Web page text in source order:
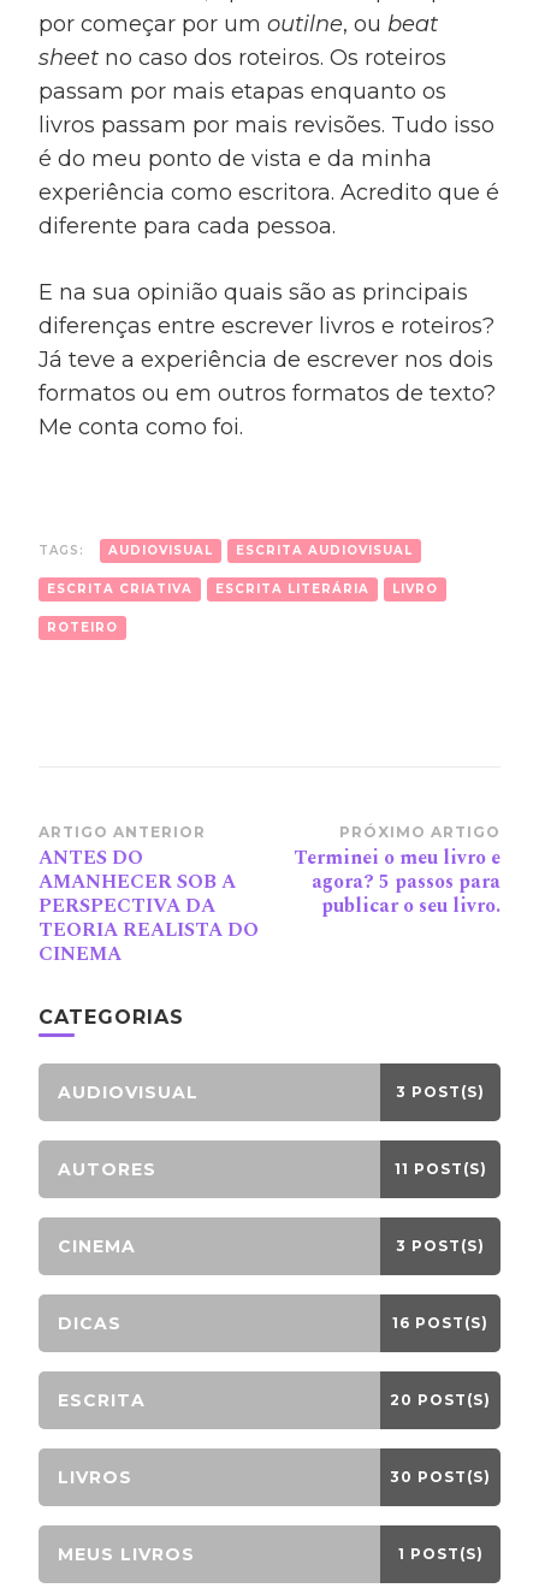
por começar por um outilne, ou beat
sheet no caso dos roteiros. Os roteiros
passam por mais etapas enquanto os
livros passam por mais revisões. Tudo isso
é do meu ponto de vista e da minha
experiência como escritora. Acredito que é
diferente para cada pessoa.
E na sua opinião quais são as principais
diferenças entre escrever livros e roteiros?
Já teve a experiência de escrever nos dois
formatos ou em outros formatos de texto?
Me conta como foi.
TAGS: AUDIOVISUAL ESCRITA AUDIOVISUAL
ESCRITA CRIATIVA ESCRITA LITERÁRIA LIVRO
ROTEIRO
Navegação
de
post
ARTIGO ANTERIOR
ANTES DO
AMANHECER SOB A
PERSPECTIVA DA
TEORIA REALISTA DO
CINEMA
PRÓXIMO ARTIGO
Terminei o meu livro e
agora? 5 passos para
publicar o seu livro.
CATEGORIAS
AUDIOVISUAL 3 POST(S)
AUTORES 11 POST(S)
CINEMA 3 POST(S)
DICAS 16 POST(S)
ESCRITA 20 POST(S)
LIVROS 30 POST(S)
MEUS LIVROS 1 POST(S)